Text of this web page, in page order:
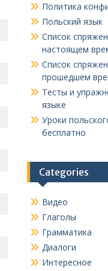
Политика
Польский язык
Список
настоящем
Список
прошедшем
Тесты и
языке
Уроки
бесплатно
Categories
Видео
Глаголы
Грамматика
Диалоги
Интересное